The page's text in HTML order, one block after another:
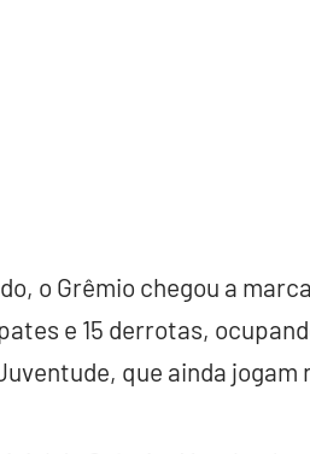
o Grêmio chegou a
e 15 derrotas,
que ainda jogam